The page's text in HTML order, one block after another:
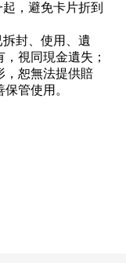
，避免卡片折到
封、使用、遺
視同現金遺失；
，恕無法提供賠
管使用。